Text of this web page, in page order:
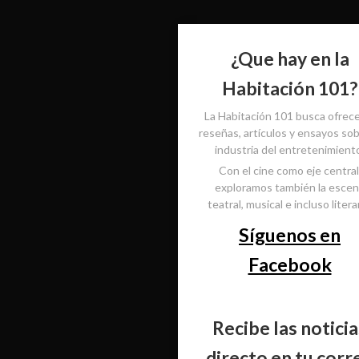
¿Que hay en la
Habitación 101?
La Habitación 101 busca
reseñas, artículos y ensayos
industria del
Con el cine como eje
exploramos también la
teatral, musical e incluso
Síguenos en
Facebook
Recibe las